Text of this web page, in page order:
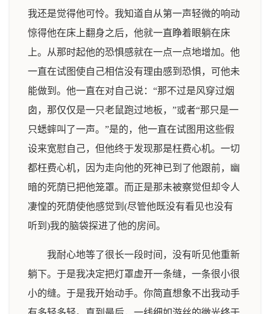
我还是觉得他可怜。我知道自从第一声轻微的响动
惊得他在床上翻身之后，他就一直睁着眼躺在床
上。从那时起他的恐惧感就在一点一点地增加。他
一直在试图使自己相信没有理由感到恐惧，可他未
能做到。他一直在对自己说：“那不过是风穿过烟
囱，那仅仅是一只老鼠跑过地板，”或者“那只是一
只蟋蟀叫了一声。”是的，他一直在试图用这些假
设来宽慰自己，但他终于发现那是枉费心机。一切
都枉费心机，因为走向他的死神已到了他跟前，幽
暗的死荫已把他笼罩。而正是那未被察觉但却令人
凄惶的死荫使他感觉到(尽管他既没有看见也没有
听到)我的脑袋探进了他的房间。
我耐心地等了很长一段时间，没有听见他重新
躺下。于是我决定把灯罩虚开一条缝，一条很小很
小的缝。于是我开始动手。你简直想象不出我动手